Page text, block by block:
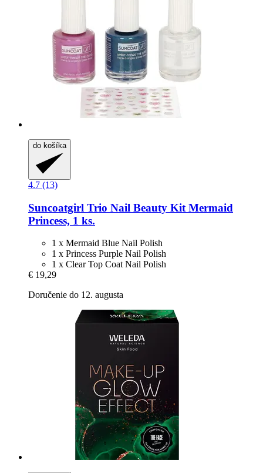
do košíka
4.7 (13)
Suncoatgirl Trio Nail Beauty Kit Mermaid
Princess, 1 ks.
1 x Mermaid Blue Nail Polish
1 x Princess Purple Nail Polish
1 x Clear Top Coat Nail Polish
€ 19,29
Doručenie do 12. augusta